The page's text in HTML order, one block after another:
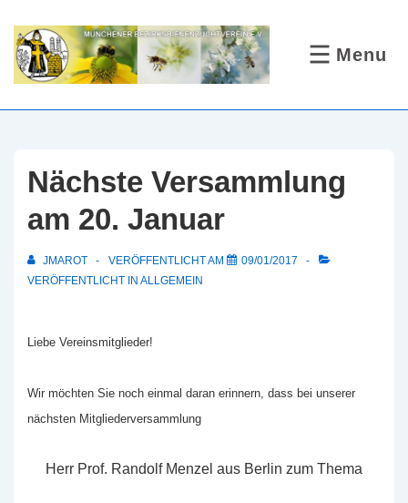
Zum
Inhalt
Menu
MENÜ
Nächste Versammlung
am 20. Januar
JMAROT VERÖFFENTLICHT AM
09/01/2017
VERÖFFENTLICHT IN ALLGEMEIN
Liebe Vereinsmitglieder!
Wir möchten Sie noch einmal daran erinnern, dass bei unserer
nächsten Mitgliederversammlung
Herr Prof. Randolf Menzel aus Berlin zum Thema